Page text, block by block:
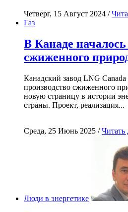
Четверг, 15 Август 2024 /
Газ
В Канаде началось
сжиженного
Канадский завод LNG
производство сжиженного
новую страницу в истории
страны. Проект, реализация...
Среда, 25 Июнь 2025 /Читать
Люди в энергетике